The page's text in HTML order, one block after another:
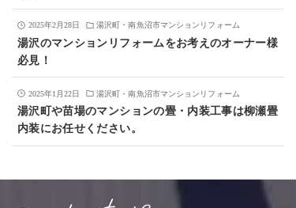
2025年2月28日 湯沢町・南魚沼市マンションリフォーム
湯沢のマンションリフォームをお考えのオーナー様
必見！
2025年1月22日 湯沢町・南魚沼市マンションリフォーム
湯沢町や苗場のマンションの畳・内装工事は柳瀬畳
内装にお任せください。